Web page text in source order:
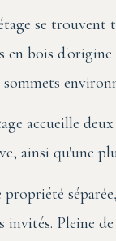
se trouvent
en bois
accueille
ainsi qu'une
propriété
invités. Pleine